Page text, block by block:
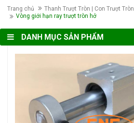
Trang chủ
Thanh Trượt Tròn | Con Trượt Tròn
Vòng giới hạn ray trượt tròn hở
DANH MỤC SẢN PHẨM